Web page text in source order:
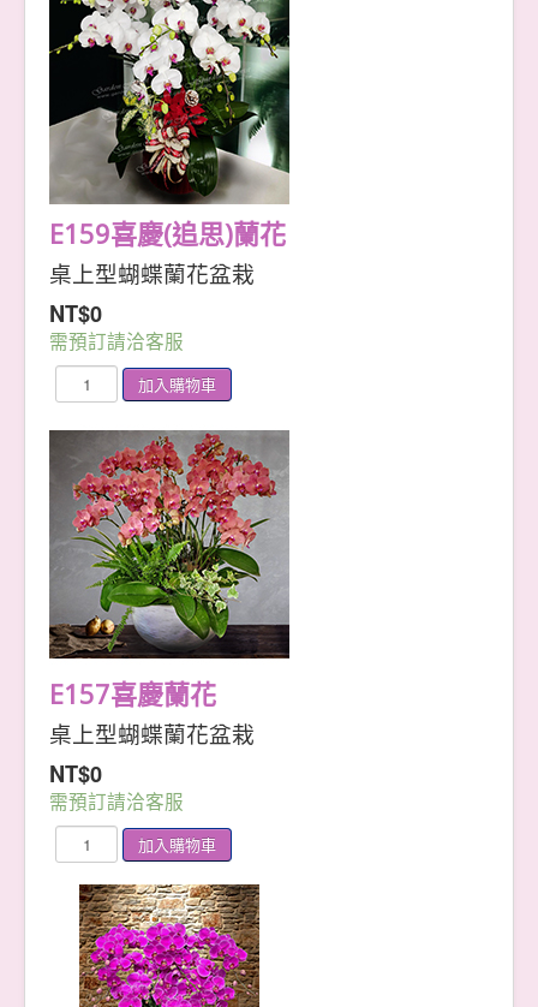
E159喜慶(追思)蘭花
桌上型蝴蝶蘭花盆栽
NT$0
需預訂請洽客服
E157喜慶蘭花
桌上型蝴蝶蘭花盆栽
NT$0
需預訂請洽客服